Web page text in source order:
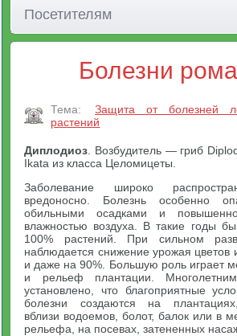
Посетителям
Болезни
Тема:
Защита от болезней
растений
Диплодиоз . Возбудитель — гриб
Ikata из класса Целомицеты.
Заболевание широко
вредоносно. Болезнь особенно
обильными осадками и
влажностью воздуха. В такие годы
100% растений. При сильном
наблюдается снижение урожая цветов
и даже на 90%. Большую роль играет
и рельеф плантации.
установлено, что благоприятные
болезни создаются на
вблизи водоемов, болот, балок или в
рельефа, на посевах, затененных